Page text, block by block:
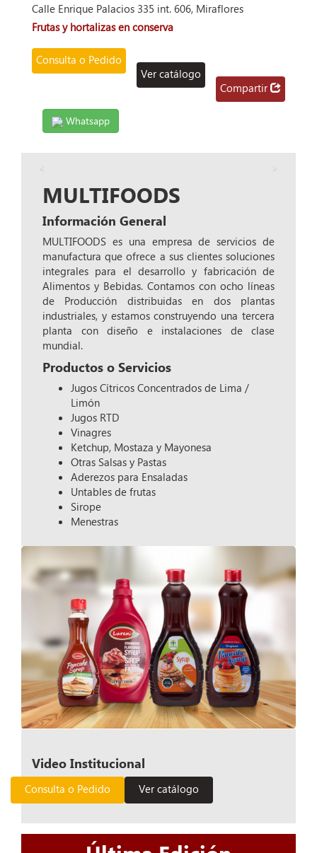
Calle Enrique Palacios 335 int. 606, Miraflores
Frutas y hortalizas en conserva
Consulta o Pedido
Ver catálogo
Compartir
Whatsapp
MULTIFOODS
Información General
MULTIFOODS es una empresa de servicios de
manufactura que ofrece a sus clientes soluciones
integrales para el desarrollo y fabricación de
Alimentos y Bebidas. Contamos con ocho líneas
de Producción distribuidas en dos plantas
industriales, y estamos construyendo una tercera
planta con diseño e instalaciones de clase
mundial.
Productos o Servicios
Jugos Cítricos Concentrados de Lima /
Limón
Jugos RTD
Vinagres
Ketchup, Mostaza y Mayonesa
Otras Salsas y Pastas
Aderezos para Ensaladas
Untables de frutas
Sirope
Menestras
Video Institucional
Consulta o Pedido Ver catálogo